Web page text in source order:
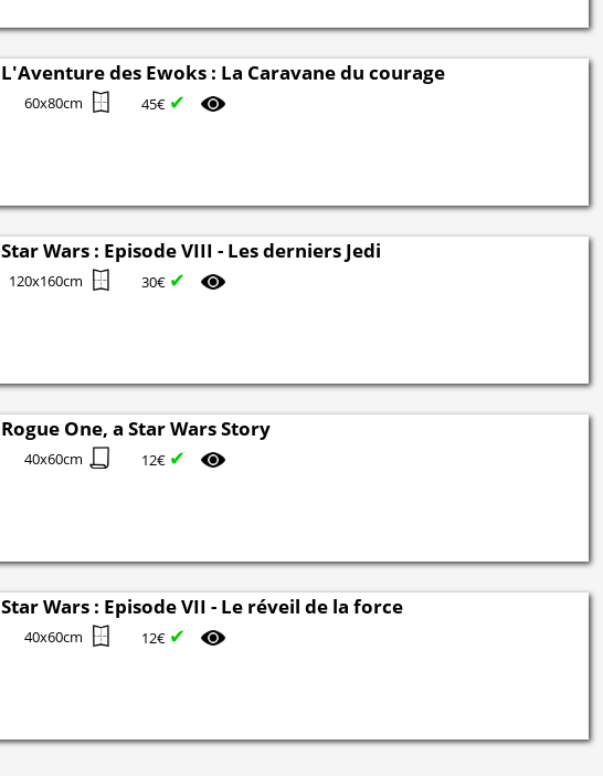
L'Aventure des Ewoks : La Caravane du courage
60x80cm 45€ ✔
Star Wars : Episode VIII - Les derniers Jedi
120x160cm 30€ ✔
Rogue One, a Star Wars Story
40x60cm 12€ ✔
Star Wars : Episode VII - Le réveil de la force
40x60cm 12€ ✔